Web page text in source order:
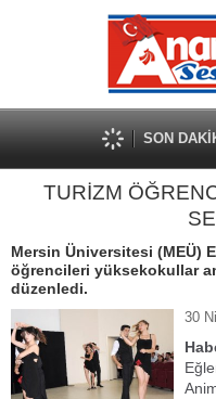
SON
TURİZM
Mersin Üniversitesi (MEÜ)
öğrencileri yüksekokullar
düzenledi.
30